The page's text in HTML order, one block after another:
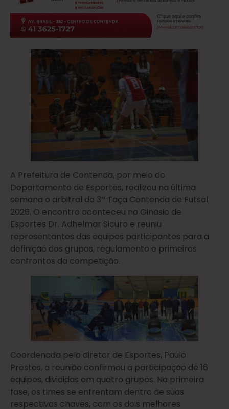
A Prefeitura de Contenda, por meio do
Departamento de Esportes, realizou na última
semana o arbitral da 3ª Taça Contenda de Futsal
2026. O encontro aconteceu no Ginásio de
Esportes Dr. Adhelmar Sicuro e reuniu
representantes das equipes participantes para a
definição dos grupos, regulamento e primeiros
confrontos da competição.
Coordenada pelo diretor de Esportes, Paulo
Prestes, a reunião confirmou a participação de 16
equipes, divididas em quatro grupos. Na primeira
fase, os times se enfrentam dentro de suas
respectivas chaves, com os dois melhores